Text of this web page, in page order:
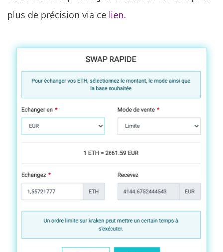
plus de précision via ce lien.